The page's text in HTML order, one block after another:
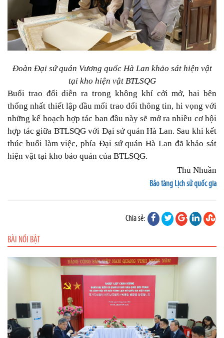
Đoàn Đại sứ quán Vương quốc Hà Lan khảo sát hiện vật
tại kho hiện vật BTLSQG
Buổi trao đổi diễn ra trong không khí cởi mở, hai bên
thống nhất thiết lập đầu mối trao đổi thông tin, hi vọng với
những kế hoạch hợp tác ban đầu này sẽ mở ra nhiều cơ hội
hợp tác giữa BTLSQG với Đại sứ quán Hà Lan. Sau khi kết
thúc buổi làm việc, phía Đại sứ quán Hà Lan đã khảo sát
hiện vật tại kho bảo quản của BTLSQG.
Thu Nhuần
Bảo tàng Lịch sử quốc gia
Chia sẻ:
BÀI NỔI BẬT